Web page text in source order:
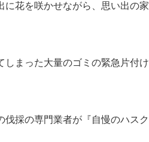
に花を咲かせながら、思い出
しまった大量のゴミの緊急片付
伐採の専門業者が『自慢のハス